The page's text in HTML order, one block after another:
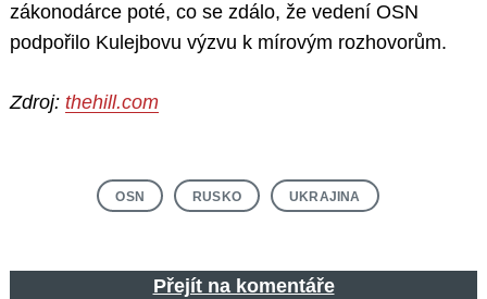
zákonodárce poté, co se zdálo, že vedení OSN
podpořilo Kulejbovu výzvu k mírovým rozhovorům.
Zdroj: thehill.com
OSN RUSKO UKRAJINA
Přejít na komentáře